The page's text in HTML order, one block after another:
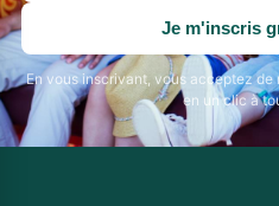
email
Je m'inscris
En vous inscrivant, vous acceptez
en un clic à